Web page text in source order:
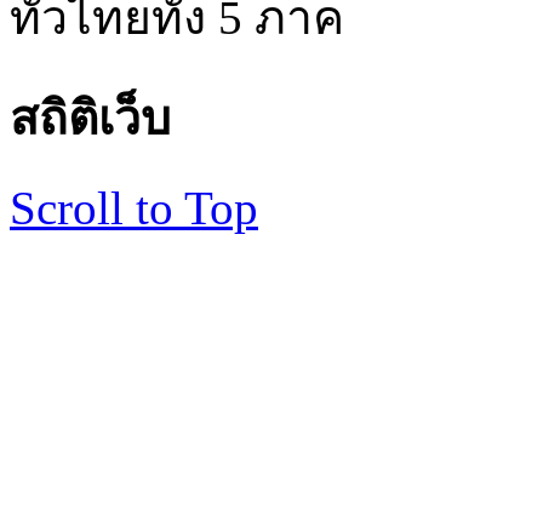
ทั่วไทยทั้ง 5 ภาค
สถิติเว็บ
Scroll to Top